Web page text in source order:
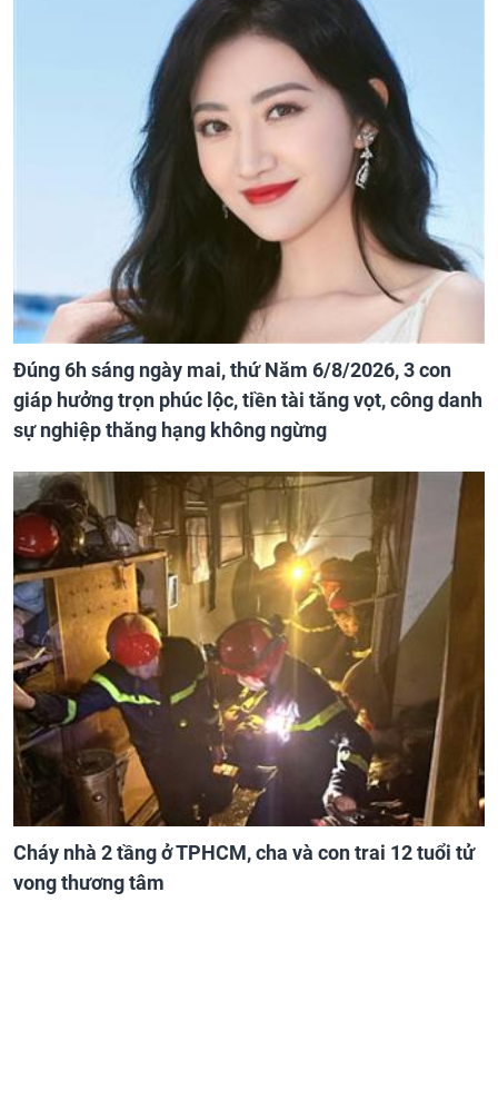
Đúng 6h sáng ngày mai, thứ Năm 6/8/2026, 3 con
giáp hưởng trọn phúc lộc, tiền tài tăng vọt, công danh
sự nghiệp thăng hạng không ngừng
Cháy nhà 2 tầng ở TPHCM, cha và con trai 12 tuổi tử
vong thương tâm